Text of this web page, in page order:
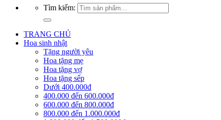
Tìm kiếm:
TRANG CHỦ
Hoa sinh nhật
Tặng người yêu
Hoa tặng mẹ
Hoa tặng vợ
Hoa tặng sếp
Dưới 400.000đ
400.000 đến 600.000đ
600.000 đến 800.000đ
800.000 đến 1.000.000đ